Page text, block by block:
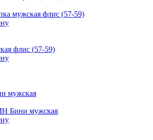
мужская флис (57-59)
флис (57-59)
Бини мужская